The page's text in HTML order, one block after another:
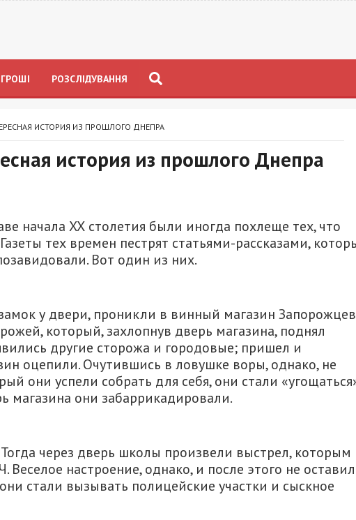
ГРОШІ РОЗСЛІДУВАННЯ
ИСТОРИЯ ИЗ ПРОШЛОГО ДНЕПРА
история из прошлого Днепра
начала ХХ столетия были иногда похлеще тех, что
тех времен пестрят статьями-рассказами,
Вот один из них.
у двери, проникли в винный магазин
который, захлопнув дверь магазина, поднял
другие сторожа и городовые; пришел и
оцепили. Очутившись в ловушке воры, однако, не
они успели собрать для себя, они стали
магазина они забаррикадировали.
через дверь школы произвели выстрел, которым
Веселое настроение, однако, и после этого не
стали вызывать полицейские участки и сыскное